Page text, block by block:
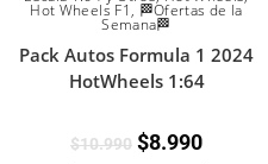
Hot Wheels F1 , 🏁Ofertas de la
Semana🏁
Pack Autos Formula 1 2024
HotWheels 1:64
$10.990 $8.990